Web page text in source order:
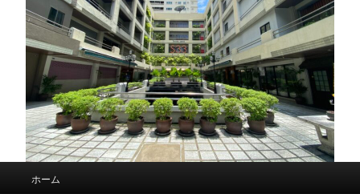
ホーム